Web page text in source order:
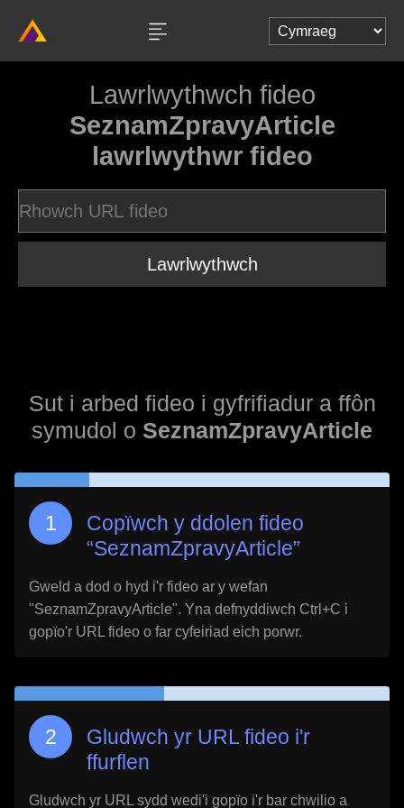
Lawrlwythwch fideo
SeznamZpravyArticle
lawrlwythwr fideo
Lawrlwythwch
Sut i arbed fideo i gyfrifiadur a ffôn
symudol o SeznamZpravyArticle
Copïwch y ddolen fideo
“SeznamZpravyArticle”
Gweld a dod o hyd i'r fideo ar y wefan
"SeznamZpravyArticle". Yna defnyddiwch Ctrl+C i
gopïo'r URL fideo o far cyfeiriad eich porwr.
Gludwch yr URL fideo i'r
ffurflen
Gludwch yr URL sydd wedi'i gopïo i'r bar chwilio a